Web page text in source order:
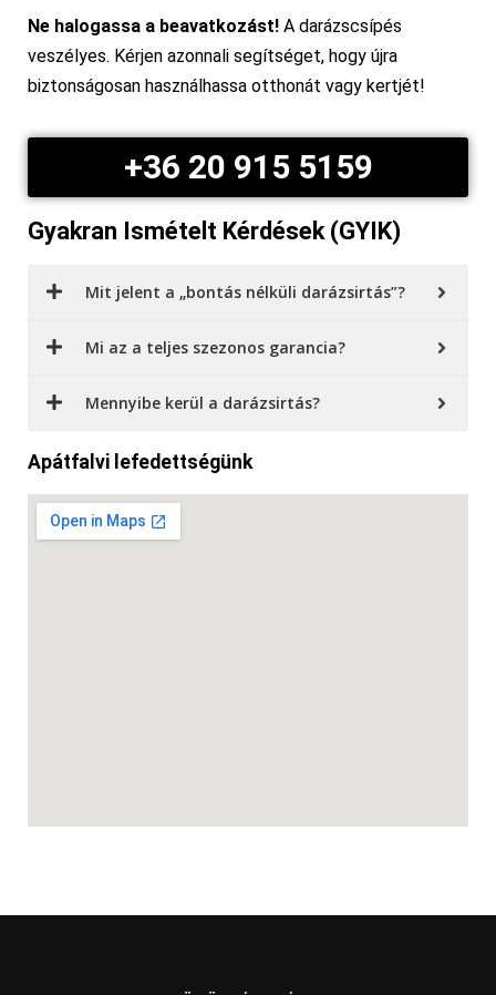
Ne halogassa a beavatkozást! A darázscsípés
veszélyes. Kérjen azonnali segítséget, hogy újra
biztonságosan használhassa otthonát vagy kertjét!
+36 20 915 5159
Gyakran Ismételt Kérdések (GYIK)
Mit jelent a „bontás nélküli darázsirtás”?
Mi az a teljes szezonos garancia?
Mennyibe kerül a darázsirtás?
Apátfalvi lefedettségünk